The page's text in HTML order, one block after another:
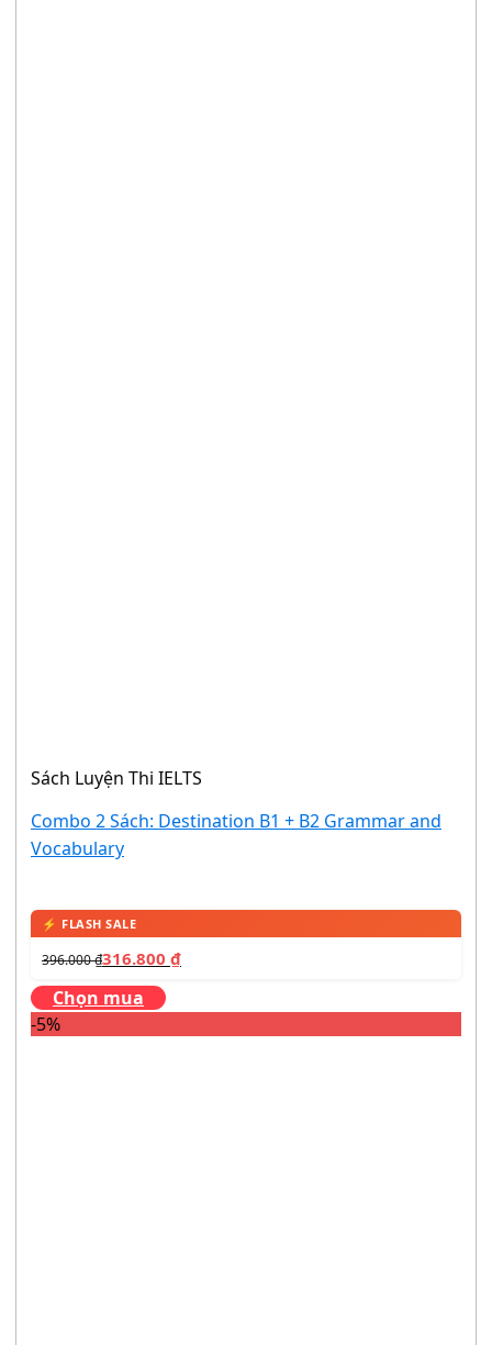
Sách Luyện Thi IELTS
Combo 2 Sách: Destination B1 + B2 Grammar and
Vocabulary
396.000₫316.800 ₫
Chọn mua
-5%